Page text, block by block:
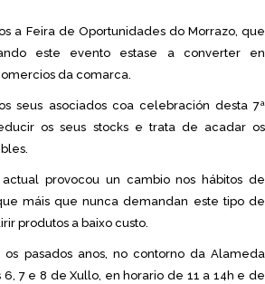
a Feira de Oportunidades do Morrazo, que
este evento estase a converter en
da comarca.
seus asociados coa celebración desta 7ª
os seus stocks e trata de acadar os
provocou un cambio nos hábitos de
máis que nunca demandan este tipo de
produtos a baixo custo.
pasados anos, no contorno da Alameda
6, 7 e 8 de Xullo, en horario de 11 a 14h e de